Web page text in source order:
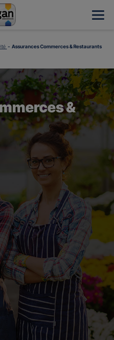
Assurances Commerces & Restaurants
&